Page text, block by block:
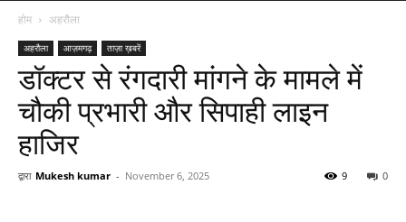
होम अहरौला
अहरौला आज़मगढ़ ताज़ा ख़बरें
डॉक्टर से रंगदारी मांगने के मामले में
चौकी प्रभारी और सिपाही लाइन
हाजिर
द्वारा Mukesh kumar - November 6, 2025 0
9